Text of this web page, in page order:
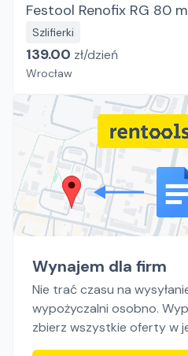
Festool Renofix RG 80
Szlifierki
139.00 zł/dzień
Wrocław
Wynajem dla firm
Nie trać czasu na
wypożyczalni osobno.
zbierz wszystkie oferty w